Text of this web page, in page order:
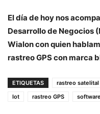
El día de hoy nos
Desarrollo de Negocios
Wialon con quien
rastreo GPS con marca
ETIQUETAS rastreo satelital
Iot
rastreo GPS